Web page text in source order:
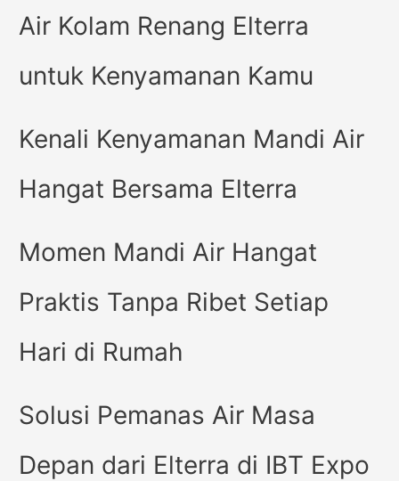
Air Kolam Renang Elterra
untuk Kenyamanan Kamu
Kenali Kenyamanan Mandi Air
Hangat Bersama Elterra
Momen Mandi Air Hangat
Praktis Tanpa Ribet Setiap
Hari di Rumah
Solusi Pemanas Air Masa
Depan dari Elterra di IBT Expo